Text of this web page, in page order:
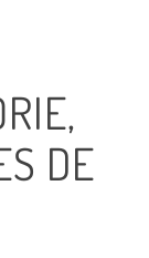
DE